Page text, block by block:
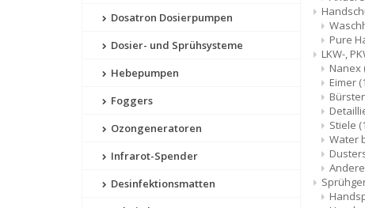
Dosatron Dosierpumpen
Dosier- und Sprühsysteme
Hebepumpen
Foggers
Ozongeneratoren
Infrarot-Spender
Desinfektionsmatten
Pure
LKW-,
Nanex
Eimer
Stiele
Water
Andere